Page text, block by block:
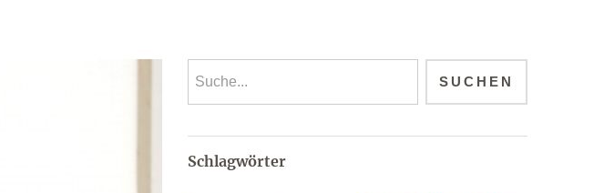
Schlagwörter